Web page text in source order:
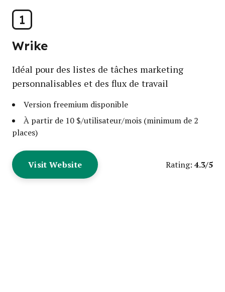
1
Wrike
Idéal pour des listes de tâches marketing
personnalisables et des flux de travail
Version freemium disponible
À partir de 10 $/utilisateur/mois (minimum de 2
places)
Visit Website Rating: 4.3/5